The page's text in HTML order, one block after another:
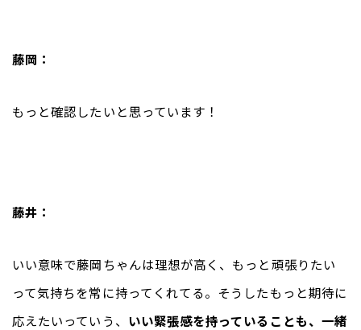
藤岡：
もっと確認したいと思っています！
藤井：
いい意味で藤岡ちゃんは理想が高く、もっと頑張りたい
って気持ちを常に持ってくれてる。そうしたもっと期待に
応えたいっていう、 いい緊張感を持っていることも、一緒